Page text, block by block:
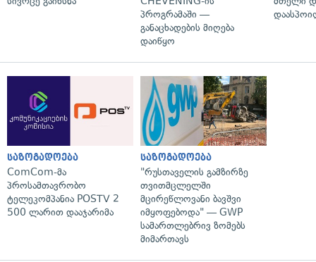
პროგრამაში —
განაცხადების მიღება
დაიწყო
საზოგადოება
ComCom-მა
პროსამთავრობო
ტელეკომპანია POSTV 2
500 ლარით დააჯარიმა
საზოგადოება
"რუსთაველის გამზირზე
თვითმცლელში
მცირეწლოვანი ბავშვი
იმყოფებოდა" — GWP
სამართლებრივ ზომებს
მიმართავს